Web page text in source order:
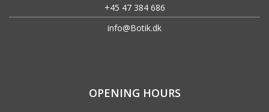
+45 47 384 686
info@Botik.dk
OPENING HOURS